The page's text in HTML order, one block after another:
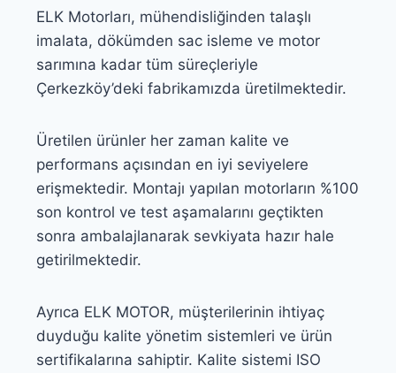
ELK Motorları, mühendisliğinden talaşlı
imalata, dökümden sac isleme ve motor
sarımına kadar tüm süreçleriyle
Çerkezköy’deki fabrikamızda üretilmektedir.
Üretilen ürünler her zaman kalite ve
performans açısından en iyi seviyelere
erişmektedir. Montajı yapılan motorların %100
son kontrol ve test aşamalarını geçtikten
sonra ambalajlanarak sevkiyata hazır hale
getirilmektedir.
Ayrıca ELK MOTOR, müşterilerinin ihtiyaç
duyduğu kalite yönetim sistemleri ve ürün
sertifikalarına sahiptir. Kalite sistemi ISO